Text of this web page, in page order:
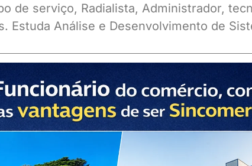
de serviço, Radialista, Administrador,
Estuda Análise e Desenvolvimento de